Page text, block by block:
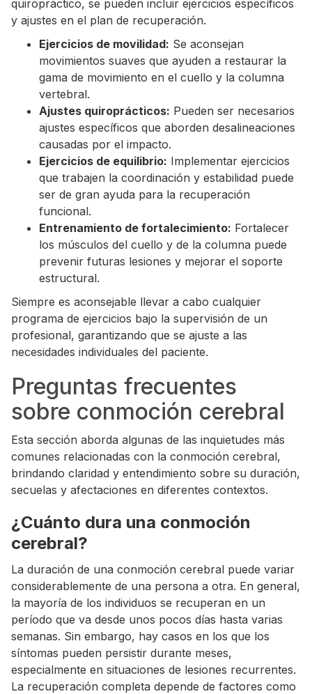
quiropráctico, se pueden incluir ejercicios específicos
y ajustes en el plan de recuperación.
Ejercicios de movilidad: Se aconsejan
movimientos suaves que ayuden a restaurar la
gama de movimiento en el cuello y la columna
vertebral.
Ajustes quiroprácticos: Pueden ser necesarios
ajustes específicos que aborden desalineaciones
causadas por el impacto.
Ejercicios de equilibrio: Implementar ejercicios
que trabajen la coordinación y estabilidad puede
ser de gran ayuda para la recuperación
funcional.
Entrenamiento de fortalecimiento: Fortalecer
los músculos del cuello y de la columna puede
prevenir futuras lesiones y mejorar el soporte
estructural.
Siempre es aconsejable llevar a cabo cualquier
programa de ejercicios bajo la supervisión de un
profesional, garantizando que se ajuste a las
necesidades individuales del paciente.
Preguntas frecuentes
sobre conmoción cerebral
Esta sección aborda algunas de las inquietudes más
comunes relacionadas con la conmoción cerebral,
brindando claridad y entendimiento sobre su duración,
secuelas y afectaciones en diferentes contextos.
¿Cuánto dura una conmoción
cerebral?
La duración de una conmoción cerebral puede variar
considerablemente de una persona a otra. En general,
la mayoría de los individuos se recuperan en un
período que va desde unos pocos días hasta varias
semanas. Sin embargo, hay casos en los que los
síntomas pueden persistir durante meses,
especialmente en situaciones de lesiones recurrentes.
La recuperación completa depende de factores como